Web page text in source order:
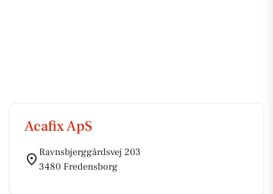
Acafix ApS
Ravnsbjerggårdsvej 203
3480 Fredensborg